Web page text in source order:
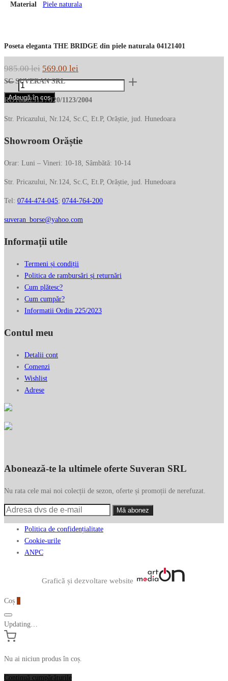
Material Piele naturala
Poseta eleganta THE BRIDGE din piele naturala 04121401
985.00lei Prețul
inițial
a
985.00 lei.
569.00 lei
curent
este:
Cantitate
Poseta
eleganta
THE
din
naturala
Adaugă în coș
SC SUVERAN SRL
RO16632313 / J20/1123/2004
Str. Pricazului, Nr.124, Sc.C, Et.P, Orăștie, jud. Hunedoara
Showroom Orăștie
Orar: Luni – Vineri: 10-18, Sâmbătă: 10-14
Str. Pricazului, Nr.124, Sc.C, Et.P, Orăștie, jud. Hunedoara
Tel: 0744-474-045; 0744-764-200
suveran_borse@yahoo.com
Informații utile
Termeni și condiții
Politica de rambursări și returnări
Cum plătesc?
Cum cumpăr?
Informatii Ordin 225/2023
Contul meu
Detalii cont
Comenzi
Wishlist
Adrese
Abonează-te la ultimele oferte Suveran SRL
Nu rata cele mai noi colecții de sezon, oferte și promoții de nerefuzat.
Politica de confidențialitate
Cookie-urile
ANPC
Graficã și dezvoltare website
Coș
Updating…
Nu ai niciun produs în coș.
Continuă cumpărăturile